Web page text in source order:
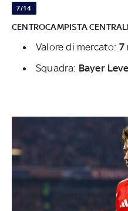
7/14
CENTROCAMPISTA
Valore di mercato: 7
Squadra: Bayer